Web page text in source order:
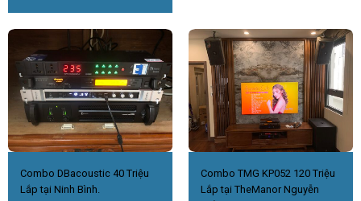
Combo DBacoustic 40 Triệu
Lắp tại Ninh Bình.
Combo TMG KP052 120 Triệu
Lắp tại TheManor Nguyễn